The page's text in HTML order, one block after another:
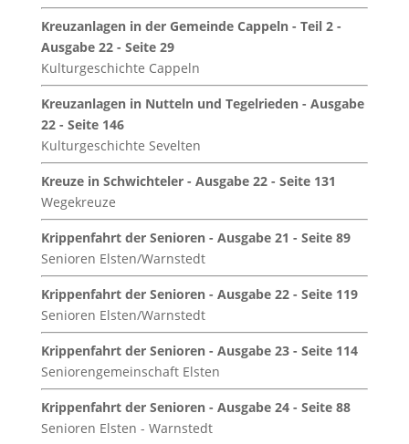
Kreuzanlagen in der Gemeinde Cappeln - Teil 2 -
Ausgabe 22 - Seite 29
Kulturgeschichte Cappeln
Kreuzanlagen in Nutteln und Tegelrieden - Ausgabe
22 - Seite 146
Kulturgeschichte Sevelten
Kreuze in Schwichteler - Ausgabe 22 - Seite 131
Wegekreuze
Krippenfahrt der Senioren - Ausgabe 21 - Seite 89
Senioren Elsten/Warnstedt
Krippenfahrt der Senioren - Ausgabe 22 - Seite 119
Senioren Elsten/Warnstedt
Krippenfahrt der Senioren - Ausgabe 23 - Seite 114
Seniorengemeinschaft Elsten
Krippenfahrt der Senioren - Ausgabe 24 - Seite 88
Senioren Elsten - Warnstedt